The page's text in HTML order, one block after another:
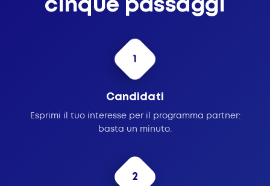
cinque passaggi
1
Candidati
Esprimi il tuo interesse per il programma partner:
basta un minuto.
2